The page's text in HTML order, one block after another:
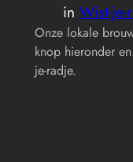
in Wist-je-
Onze lokale
knop hieronder
je-radje.